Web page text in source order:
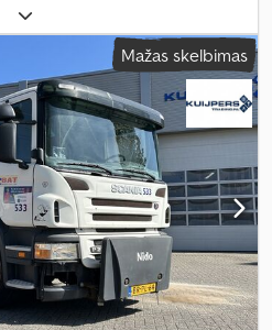
3 ašys
Euro 6, bendras ilgis:11 100 mm,
3 600 mm, krovinio
ilgis:9 050 mm
, krovinių
erdvės aukštis:2 200 mm,
ABS, galinis keltuvas, suodžių filtras,
Mažas skelbimas